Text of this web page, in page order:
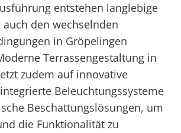
entstehen langlebige
auch den wechselnden
in Gröpelingen
Terrassengestaltung in
zudem auf innovative
Beleuchtungssysteme
Beschattungslösungen, um
die Funktionalität zu